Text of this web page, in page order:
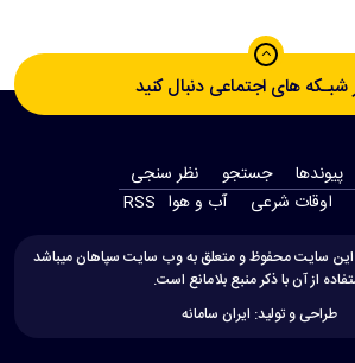
شبـکه های اجتماعی دنبال کنید
پیوندها جستجو
نظر سنجی
اوقات شرعی آب و هوا RSS
این سایت محفوظ و متعلق به وب سایت سپاهان میباشد
از آن با ذکر منبع بلامانع است.
طراحی و تولید: ایران سامانه